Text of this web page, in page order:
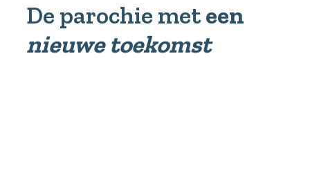
De parochie meteen
nieuwe toekomst